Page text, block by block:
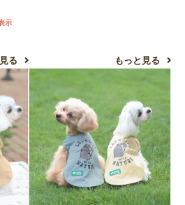
示
る もっと見る